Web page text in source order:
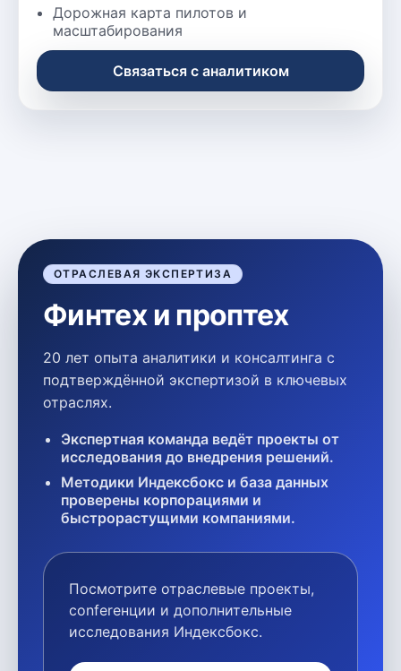
Дорожная карта пилотов и
масштабирования
Связаться с аналитиком
ОТРАСЛЕВАЯ ЭКСПЕРТИЗА
Финтех и проптех
20 лет опыта аналитики и консалтинга с
подтверждённой экспертизой в ключевых
отраслях.
Экспертная команда ведёт проекты от
исследования до внедрения решений.
Методики Индексбокс и база данных
проверены корпорациями и
быстрорастущими компаниями.
Посмотрите отраслевые проекты,
conferенции и дополнительные
исследования Индексбокс.